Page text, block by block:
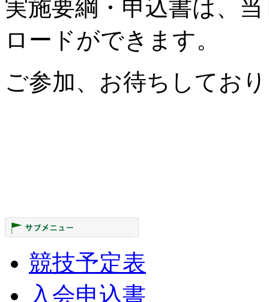
実施要綱・申込書は、
ロードができます。
ご参加、お待ちしてお
競技予定表
入会申込書